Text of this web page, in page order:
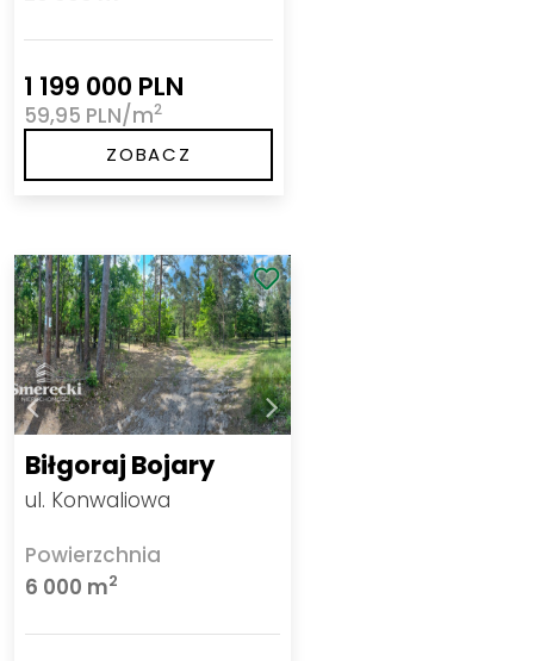
1 199 000 PLN
59,95 PLN/m2
ZOBACZ
Biłgoraj Bojary
ul. Konwaliowa
Powierzchnia
6 000 m2